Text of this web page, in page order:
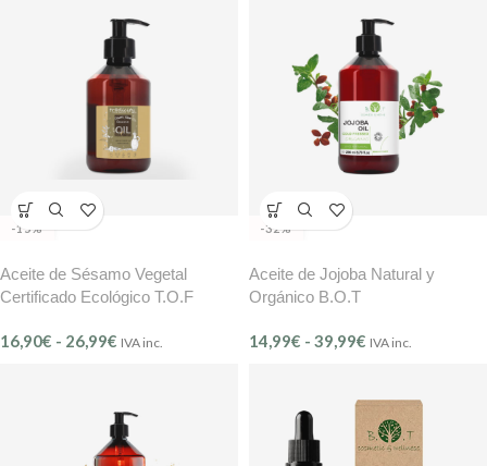
-15%
Aceite de Sésamo Vegetal
Certificado Ecológico T.O.F
16,90€ - 26,99€ IVA inc.
-32%
Aceite de Jojoba Natural y
Orgánico B.O.T
14,99€ - 39,99€ IVA inc.